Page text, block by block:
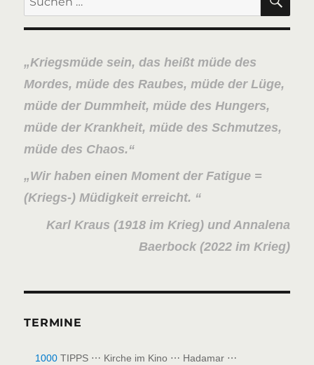
nach:
Kriegsmüde sein, das heißt müde des
Mordes, müde des Raubes, müde der Lüge,
müde der Dummheit, müde des Hungers,
müde der Krankheit, müde des Schmutzes,
müde des Chaos.
Wir haben einen Moment der Fatigue =
(Kriegs-) Müdigkeit erreicht.
Karl Kraus (1918 im Krieg) und Annalena
Baerbock (2022 im Krieg)
TERMINE
1000 TIPPS ⋯ Kirche im Kino ⋯ Hadamar ⋯